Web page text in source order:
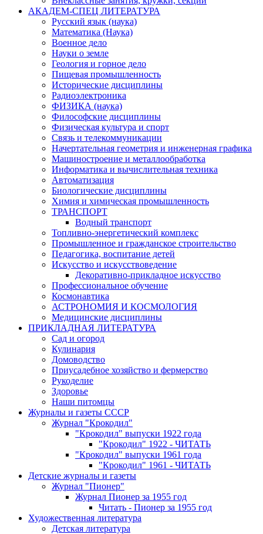
АКАДЕМ-СПЕЦ ЛИТЕРАТУРА
Русский язык (наука)
Математика (Наука)
Военное дело
Науки о земле
Геология и горное дело
Пищевая промышленность
Исторические дисциплины
Радиоэлектроника
ФИЗИКА (наука)
Философские дисциплины
Физическая культура и спорт
Связь и телекоммуникации
Начертательная геометрия и инженерная графика
Машиностроение и металлообработка
Информатика и вычислительная техника
Автоматизация
Биологические дисциплины
Химия и химическая промышленность
ТРАНСПОРТ
Водный транспорт
Топливно-энергетический комплекс
Промышленное и гражданское строительство
Педагогика, воспитание детей
Искусство и искусствоведение
Декоративно-прикладное искусство
Профессиональное обучение
Космонавтика
АСТРОНОМИЯ И КОСМОЛОГИЯ
Медицинские дисциплины
ПРИКЛАДНАЯ ЛИТЕРАТУРА
Сад и огород
Кулинария
Домоводство
Приусадебное хозяйство и фермерство
Рукоделие
Здоровье
Наши питомцы
Журналы и газеты СССР
Журнал "Крокодил"
"Крокодил" выпуски 1922 года
"Крокодил" 1922 - ЧИТАТЬ
"Крокодил" выпуски 1961 года
"Крокодил" 1961 - ЧИТАТЬ
Детские журналы и газеты
Журнал "Пионер"
Журнал Пионер за 1955 год
Читать - Пионер за 1955 год
Художественная литература
Детская литература